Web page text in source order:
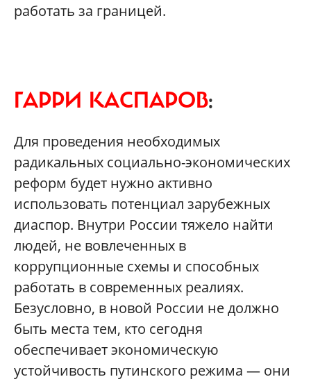
работать за границей.
ГАРРИ КАСПАРОВ:
Для проведения необходимых
радикальных социально-экономических
реформ будет нужно активно
использовать потенциал зарубежных
диаспор. Внутри России тяжело найти
людей, не вовлеченных в
коррупционные схемы и способных
работать в современных реалиях.
Безусловно, в новой России не должно
быть места тем, кто сегодня
обеспечивает экономическую
устойчивость путинского режима — они